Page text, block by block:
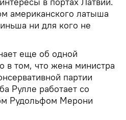
американского латыша
ни для кого не
еще об одной
в том, что жена министра
партии
Рулле работает со
Рудольфом Мерони